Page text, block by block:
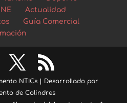
Actualidad
Guía Comercial
NTICs | Desarrollado por
de Colindres